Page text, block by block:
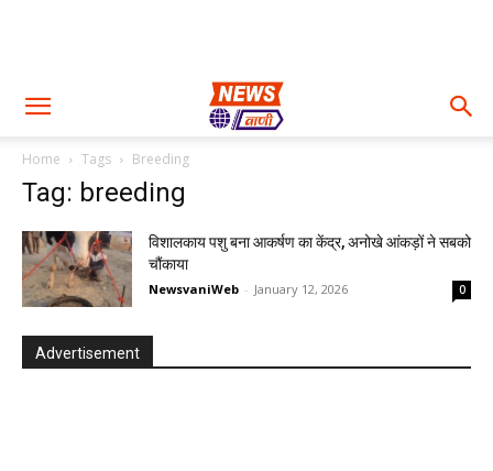
Home Tags Breeding
Tag: breeding
विशालकाय पशु बना आकर्षण का केंद्र, अनोखे आंकड़ों ने सबको
चौंकाया
NewsvaniWeb - January 12, 2026 0
Advertisement